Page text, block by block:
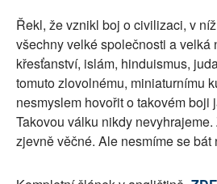
Řekl, že vznikl boj o civilizaci, v
všechny velké společnosti a velká
křesťanství, islám, hinduismus,
tomuto zlovolnému, miniaturnímu
nesmyslem hovořit o takovém boji
Takovou válku nikdy
zjevně věčné. Ale nesmíme se bát